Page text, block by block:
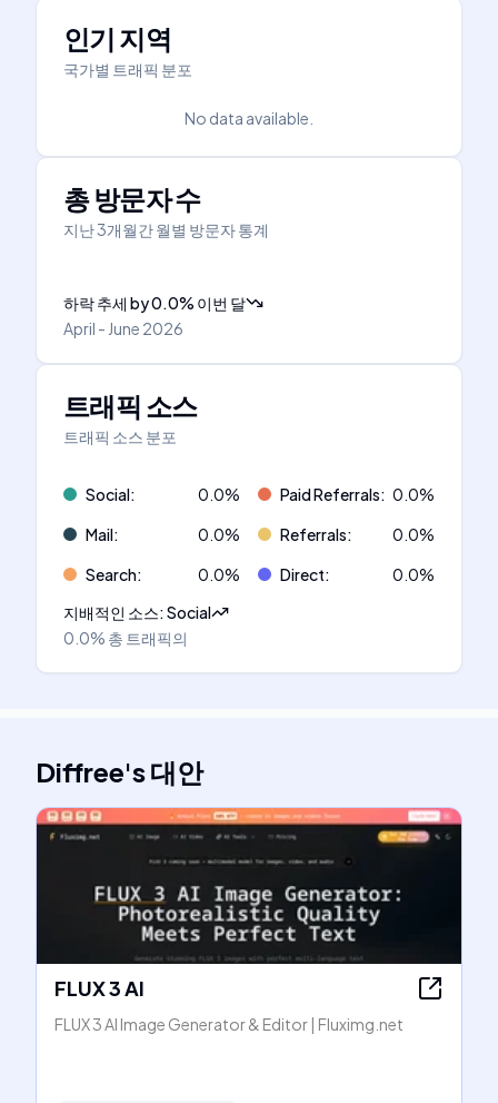
인기 지역
국가별 트래픽 분포
No data available.
총 방문자 수
지난 3개월간 월별 방문자 통계
하락 추세 by0.0% 이번 달
April - June 2026
트래픽 소스
트래픽 소스 분포
Social: 0.0% Paid Referrals: 0.0%
Mail: 0.0% Referrals: 0.0%
Search: 0.0% Direct: 0.0%
지배적인 소스:Social
0.0% 총 트래픽의
Diffree's대안
FLUX 3 AI
FLUX 3 AI Image Generator & Editor | Fluximg.net